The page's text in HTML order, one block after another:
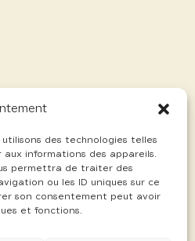
des technologies telles
informations des appareils.
permettra de traiter des
ou les ID uniques sur ce
son consentement peut avoir
et fonctions.